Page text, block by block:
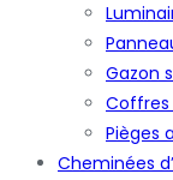
Gazon
Pièges
Cheminées